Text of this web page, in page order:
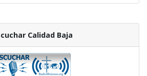
Calidad Baja